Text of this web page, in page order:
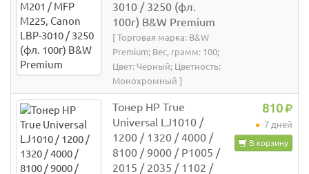
3010 / 3250 (фл.
100г) B&W Premium
[ Торговая марка: B&W
Premium; Вес, грамм: 100;
Цвет: Черный; Цветность:
Монохромный ]
Тонер HP True
Universal LJ1010 /
1200 / 1320 / 4000 /
8100 / 9000 / P1005 /
2015 / 2035 / 1102 /
810
7 дней
В корзину